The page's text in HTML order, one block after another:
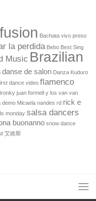
Bachata vivo preso
la perdida Bebo Best Sing
Music Brazilian
danse de salon Danza Kuduro
dance video flamenco
juan formell y los van van
demo Micaela nandes rd rick e
monday salsa dancers
buonanno snow dance
艾維斯